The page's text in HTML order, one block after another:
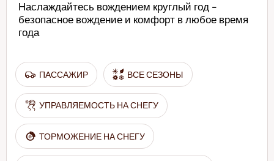
Наслаждайтесь вождением круглый год -
безопасное вождение и комфорт в любое время
года
ПАССАЖИР ВСЕ СЕЗОНЫ
УПРАВЛЯЕМОСТЬ НА СНЕГУ
ТОРМОЖЕНИЕ НА СНЕГУ